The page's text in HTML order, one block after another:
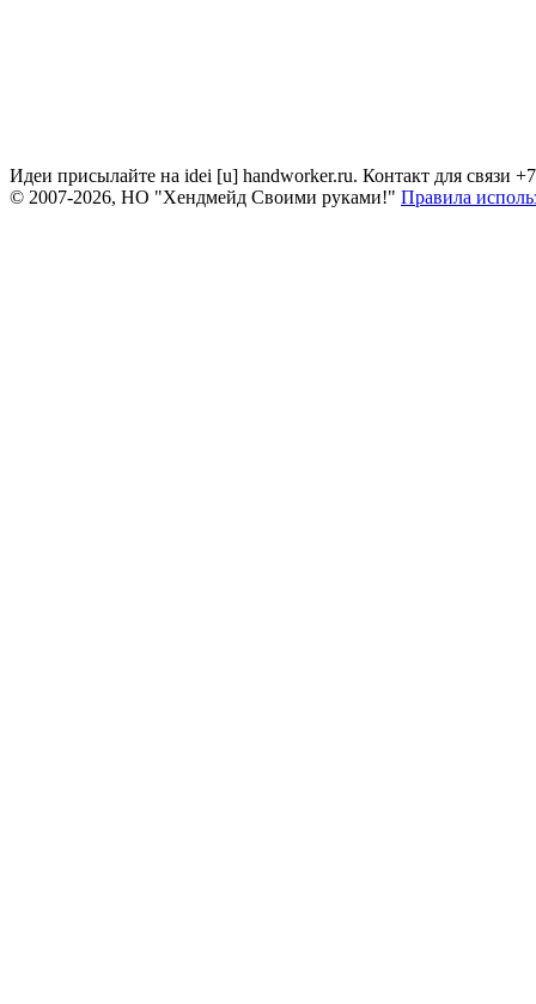
Идеи присылайте на idei [u] handworker.ru. Контакт для связи
© 2007-2026, НО "Хендмейд Своими руками!" Правила